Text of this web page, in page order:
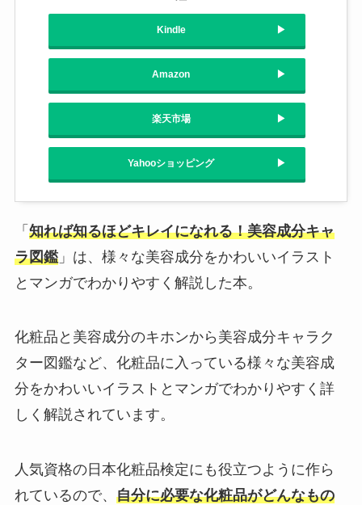
Kindle
Amazon
楽天市場
Yahooショッピング
「 知れば知るほどキレイになれる！美容成分キャ
ラ図鑑」は、様々な美容成分をかわいいイラスト
とマンガでわかりやすく解説した本。
化粧品と美容成分のキホンから美容成分キャラク
ター図鑑など、化粧品に入っている様々な美容成
分をかわいいイラストとマンガでわかりやすく詳
しく解説されています。
人気資格の日本化粧品検定にも役立つように作ら
れているので、 自分に必要な化粧品がどんなもの